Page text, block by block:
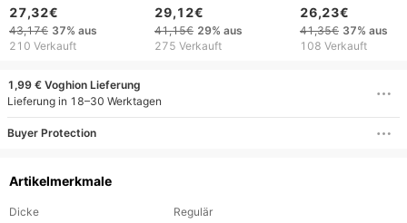
Badeanzug Sommer
Sonnenschutz Cover-
Up Bademode für
27,32€
43,17€ 37% aus
210 Verkauft
Langen Rock Mode
Sexy Badeanzug
frauen Bikini Drei-
29,12€
41,15€ 29% aus
275 Verkauft
modischer Bikini,
Quellen,
Frauen
26,23€
41,35€ 37% aus
108 Verkauft
1,99 € Voghion Lieferung
Lieferung in 18–30 Werktagen
Buyer Protection
Artikelmerkmale
Dicke
Regulär